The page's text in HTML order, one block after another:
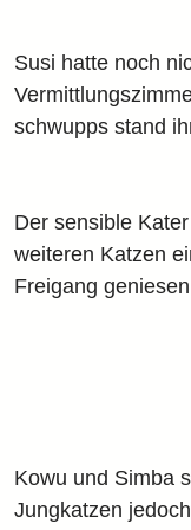
Susi hatte noch
schwupps stand
Der sensible
weiteren Katzen
Freigang
Kowu und Simba
Jungkatzen